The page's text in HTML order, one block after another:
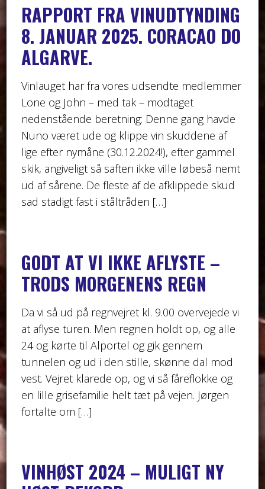
RAPPORT FRA VINUDTYNDING
8. JANUAR 2025. CORACAO DO
ALGARVE.
Vinlauget har fra vores udsendte medlemmer
Lone og John – med tak – modtaget
nedenstående beretning: Denne gang havde
Nuno været ude og klippe vin skuddene af
lige efter nymåne (30.12.2024!), efter gammel
skik, angiveligt så saften ikke ville løbeså nemt
ud af sårene. De fleste af de afklippede skud
sad stadigt fast i ståltråden […]
GODT AT VI IKKE AFLYSTE –
TRODS MORGENENS REGN
Da vi så ud på regnvejret kl. 9.00 overvejede vi
at aflyse turen. Men regnen holdt op, og alle
24 og kørte til Alportel og gik gennem
tunnelen og ud i den stille, skønne dal mod
vest. Vejret klarede op, og vi så fåreflokke og
en lille grisefamilie helt tæt på vejen. Jørgen
fortalte om […]
VINHØST 2024 – MULIGT NY